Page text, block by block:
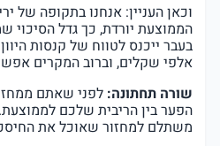
וכאן העניין: אנחנו בתקופה של
הממוצעת יורדת, כך גדל
בעבר ייכנס לטווח של קנסות
אלפי שקלים, וברוב המקרים
שורה תחתונה: לפני שאתם
הפער בין הריבית שלכם
משתלם למחזור שאוכל את